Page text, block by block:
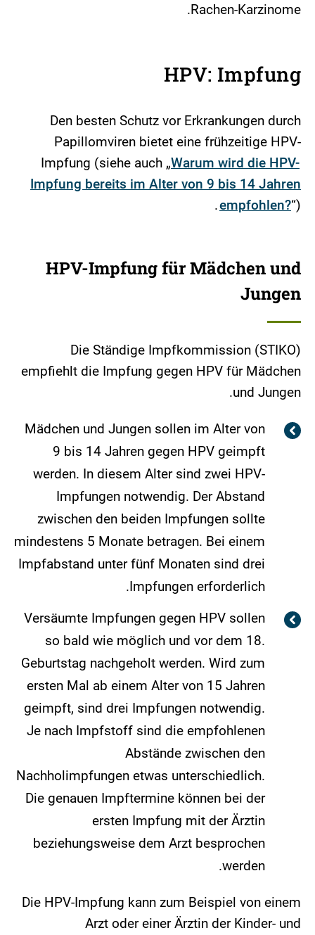
Rachen-Karzinome.
HPV: Impfung
Den besten Schutz vor Erkrankungen durch
Papillomviren bietet eine frühzeitige HPV-
Impfung (siehe auch „Warum wird die HPV-
Impfung bereits im Alter von 9 bis 14 Jahren
empfohlen?“).
HPV-Impfung für Mädchen und
Jungen
Die Ständige Impfkommission (STIKO)
empfiehlt die Impfung gegen HPV für Mädchen
und Jungen.
Mädchen und Jungen sollen im Alter von
9 bis 14 Jahren gegen HPV geimpft
werden. In diesem Alter sind zwei HPV-
Impfungen notwendig. Der Abstand
zwischen den beiden Impfungen sollte
mindestens 5 Monate betragen. Bei einem
Impfabstand unter fünf Monaten sind drei
Impfungen erforderlich.
Versäumte Impfungen gegen HPV sollen
so bald wie möglich und vor dem 18.
Geburtstag nachgeholt werden. Wird zum
ersten Mal ab einem Alter von 15 Jahren
geimpft, sind drei Impfungen notwendig.
Je nach Impfstoff sind die empfohlenen
Abstände zwischen den
Nachholimpfungen etwas unterschiedlich.
Die genauen Impftermine können bei der
ersten Impfung mit der Ärztin
beziehungsweise dem Arzt besprochen
werden.
Die HPV-Impfung kann zum Beispiel von einem
Arzt oder einer Ärztin der Kinder- und